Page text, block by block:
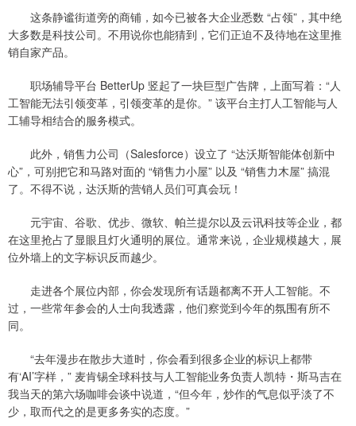
这条静谧街道旁的商铺，如今已被各大企业悉数 “占领”，其中绝
大多数是科技公司。不用说你也能猜到，它们正迫不及待地在这里推
销自家产品。
职场辅导平台 BetterUp 竖起了一块巨型广告牌，上面写着：“人
工智能无法引领变革，引领变革的是你。” 该平台主打人工智能与人
工辅导相结合的服务模式。
此外，销售力公司（Salesforce）设立了 “达沃斯智能体创新中
心”，可别把它和马路对面的 “销售力小屋” 以及 “销售力木屋” 搞混
了。不得不说，达沃斯的营销人员们可真会玩！
元宇宙、谷歌、优步、微软、帕兰提尔以及云讯科技等企业，都
在这里抢占了显眼且灯火通明的展位。通常来说，企业规模越大，展
位外墙上的文字标识反而越少。
走进各个展位内部，你会发现所有话题都离不开人工智能。不
过，一些常年参会的人士向我透露，他们察觉到今年的氛围有所不
同。
“去年漫步在散步大道时，你会看到很多企业的标识上都带
有‘AI’字样，” 麦肯锡全球科技与人工智能业务负责人凯特・斯马吉在
我当天的第六场咖啡会谈中说道，“但今年，炒作的气息似乎淡了不
少，取而代之的是更多务实的态度。”